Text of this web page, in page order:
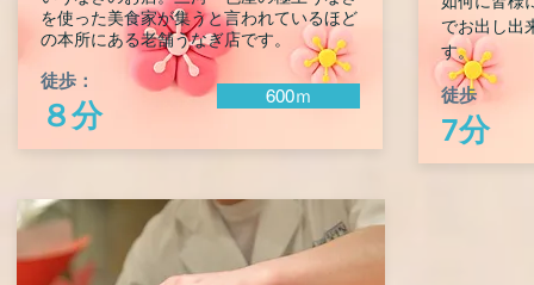
を使った美食家が集うと言われているほど
の本所にある老舗うなぎ店です。
徒歩：
８分
600ｍ
でお出し出
す。
徒歩
7分